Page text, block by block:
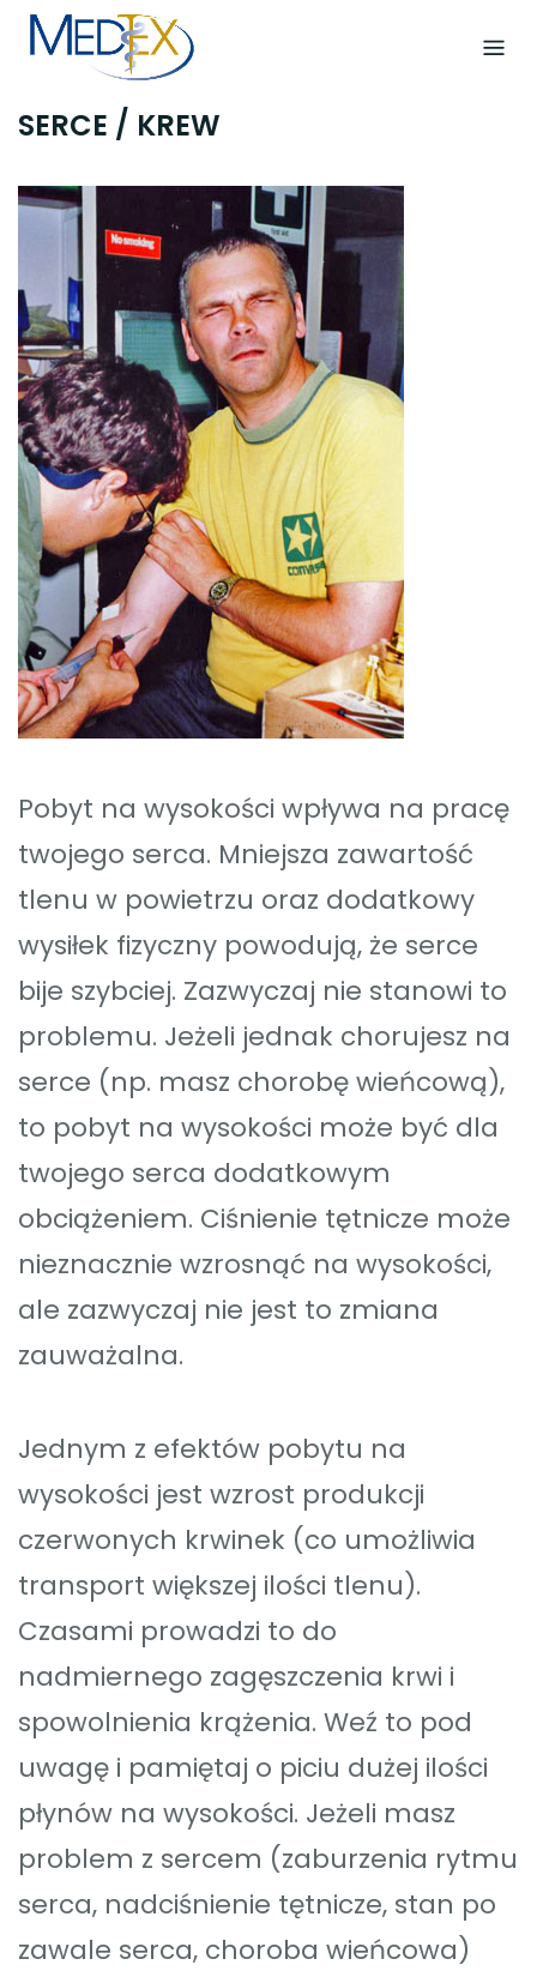
Skip
SERCE / KREW
Pobyt na wysokości wpływa na pracę
twojego serca. Mniejsza zawartość
tlenu w powietrzu oraz dodatkowy
wysiłek fizyczny powodują, że serce
bije szybciej. Zazwyczaj nie stanowi to
problemu. Jeżeli jednak chorujesz na
serce (np. masz chorobę wieńcową),
to pobyt na wysokości może być dla
twojego serca dodatkowym
obciążeniem. Ciśnienie tętnicze może
nieznacznie wzrosnąć na wysokości,
ale zazwyczaj nie jest to zmiana
zauważalna.
Jednym z efektów pobytu na
wysokości jest wzrost produkcji
czerwonych krwinek (co umożliwia
transport większej ilości tlenu).
Czasami prowadzi to do
nadmiernego zagęszczenia krwi i
spowolnienia krążenia. Weź to pod
uwagę i pamiętaj o piciu dużej ilości
płynów na wysokości. Jeżeli masz
problem z sercem (zaburzenia rytmu
serca, nadciśnienie tętnicze, stan po
zawale serca, choroba wieńcowa)